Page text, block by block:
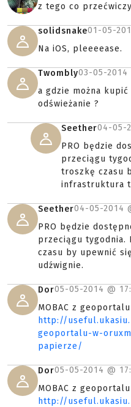
z tego co
solidsnake01-05-
Na iOS, pleeeease.
Twombly03-05-2014
a gdzie można kupić
odświeżanie ?
Seether04-05-
PRO będzie
przeciągu
troszkę czasu
infrastruktura
Seether04-05-2014
PRO będzie
przeciągu tygodnia.
czasu by upewnić
udźwignie.
Dor05-05-2014 @
MOBAC z geoportalu
http://
geoportalu-w-
papierze/
Dor05-05-2014 @
MOBAC z geoportalu
http://